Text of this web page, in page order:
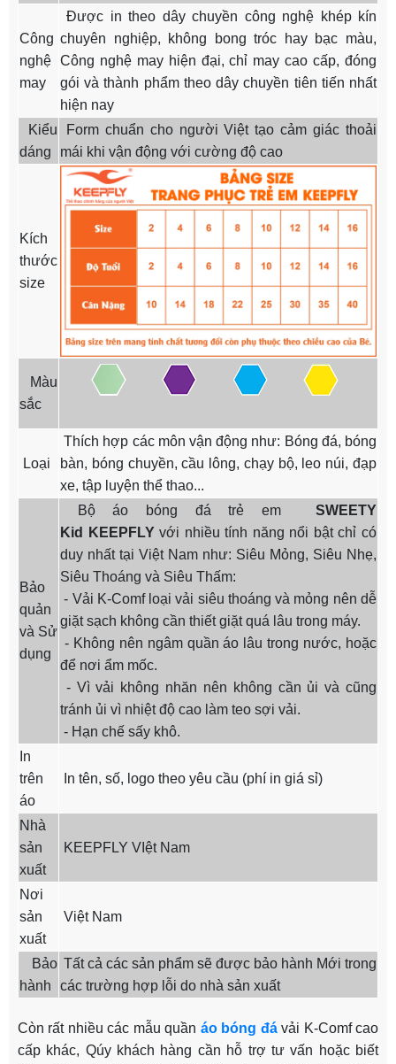
Công
nghệ
may
Được in theo dây chuyền công nghệ khép kín
chuyên nghiệp, không bong tróc hay bạc màu,
Công nghệ may hiện đại, chỉ may cao cấp, đóng
gói và thành phẩm theo dây chuyền tiên tiến nhất
hiện nay
Kiểu
dáng
Form chuẩn cho người Việt tạo cảm giác thoải
mái khi vận động với cường độ cao
Kích
thước
size
Màu
sắc
Loại
Thích hợp các môn vận động như: Bóng đá, bóng
bàn, bóng chuyền, cầu lông, chạy bộ, leo núi, đạp
xe, tập luyện thể thao...
Bảo
quản
và Sử
dụng
Bộ áo bóng đá trẻ em
SWEETY
Kid
KEEPFLYvới nhiều tính năng nổi bật chỉ có
duy nhất tại Việt Nam như: Siêu Mỏng, Siêu Nhẹ,
Siêu Thoáng và Siêu Thấm:
- Vải K-Comf loại vải siêu thoáng và mỏng nên dễ
giặt sạch không cần thiết giặt quá lâu trong máy.
- Không nên ngâm quần áo lâu trong nước, hoặc
để nơi ẩm mốc.
- Vì vải không nhăn nên không cần ủi và cũng
tránh ủi vì nhiệt độ cao làm teo sợi vải.
- Hạn chế sấy khô.
In
trên
áo
In tên, số, logo theo yêu cầu (phí in giá sỉ)
Nhà
sản
xuất
KEEPFLY VIệt Nam
Nơi
sản
xuất
Việt Nam
Bảo
hành
Tất cả các sản phẩm sẽ được bảo hành Mới trong
các trường hợp lỗi do nhà sản xuất
Còn rất nhiều các mẫu quần áo bóng đávải K-Comf cao
cấp khác, Qúy khách hàng cần hỗ trợ tư vấn hoặc biết